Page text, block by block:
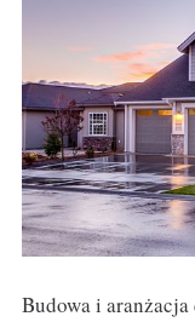
Budowa i